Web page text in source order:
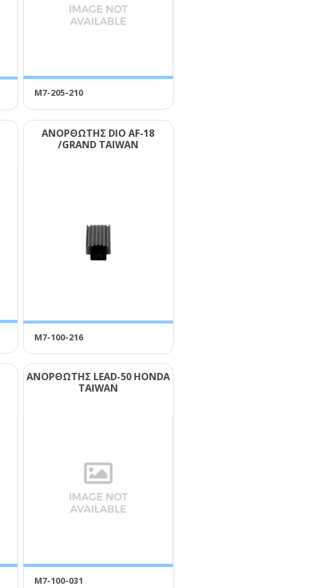
Μ7-205-210
ΑΝΟΡΘΩΤΗΣ DΙΟ ΑF-18
/GRΑΝD ΤΑΙWΑΝ
Μ7-100-216
ΑΝΟΡΘΩΤΗΣ LΕΑD-50 ΗΟΝDΑ
ΤΑΙWΑΝ
Μ7-100-031